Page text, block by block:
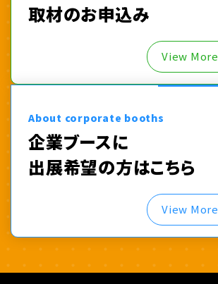
取材のお申込み
View More
About corporate booths
企業ブースに
出展希望の方はこちら
View More